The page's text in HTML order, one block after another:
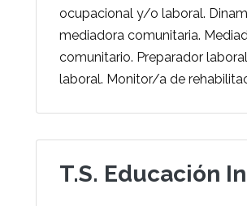
ocupacional y/o laboral.
mediadora comunitaria.
comunitario. Preparador
laboral. Monitor/a de
T.S. Educación